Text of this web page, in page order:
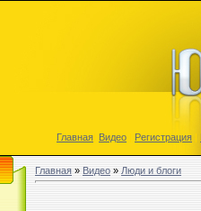
Главная Видео Регистрация
Главная»Видео»Люди и блоги